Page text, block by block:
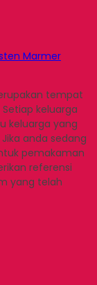
Marmer
tempat
keluarga
keluarga yang
anda sedang
pemakaman
referensi
yang telah